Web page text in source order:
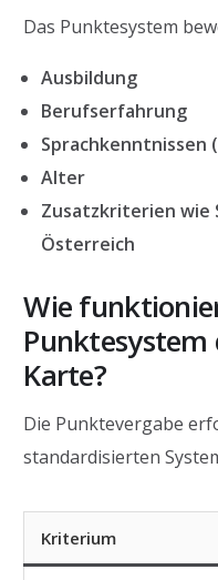
Das Punktesystem
Ausbildung
Berufserfahrung
Sprachkenntnissen
Alter
Zusatzkriterien wie
Österreich
Wie
Punktesystem
Karte?
Die Punktevergabe
standardisierten
Kriterium